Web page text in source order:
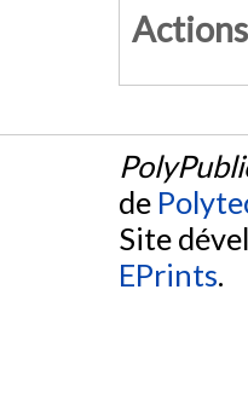
de
Site
EPrints.